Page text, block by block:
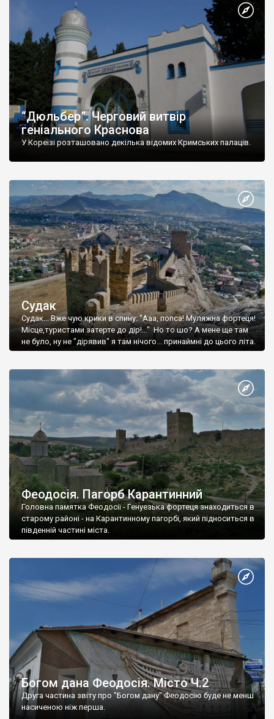
“Дюльбер”. Черговий витвір
геніального Краснова
У Кореїзі розташовано декілька відомих Кримських палаців.
Судак
Судак... Вже чую крики в спину: "Ааа, попса! Муляжна фортеця!
Місце,туристами затерте до дір!..." Но то шо? А мене ще там
не було, ну не "дірявив" я там нічого... принаймні до цього літа.
Феодосія. Пагорб Карантинний
Головна памятка Феодосії - Генуезька фортеця знаходиться в
старому районі - на Карантинному пагорбі, який підноситься в
південній частині міста.
Богом дана Феодосія. Місто Ч.2
Друга частина звіту про "Богом дану" Феодосію буде не менш
насиченою ніж перша.